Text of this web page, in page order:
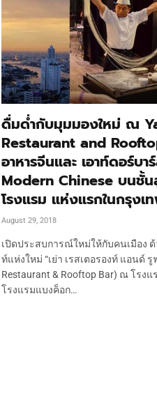
ดื่มด่ำกับมุมมองใหม่ ณ
Restaurant and
อาหารจีนและ เอาท์ดอร์บา
Modern Chinese บนชั้
โรงแรม แห่งแรกในกรุงเ
August 29, 2018
เปิดประสบการณ์ใหม่ให้กับคนเมือง
ท์แห่งใหม่ “เย่า เรสเตอรองท์ แอนด์ รู
Restaurant & Rooftop Bar) ณ โรงแ
โรงแรมแบงค็อก…